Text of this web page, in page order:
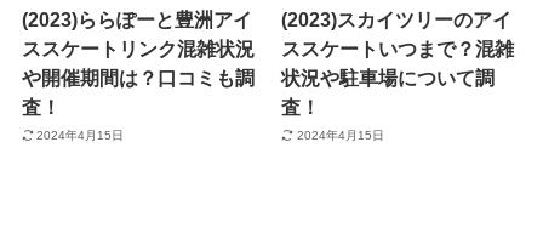
(2023)ららぽーと豊洲アイ
ススケートリンク混雑状況
や開催期間は？口コミも調
査！
2024年4月15日
(2023)スカイツリーのアイ
ススケートいつまで？混雑
状況や駐車場について調
査！
2024年4月15日